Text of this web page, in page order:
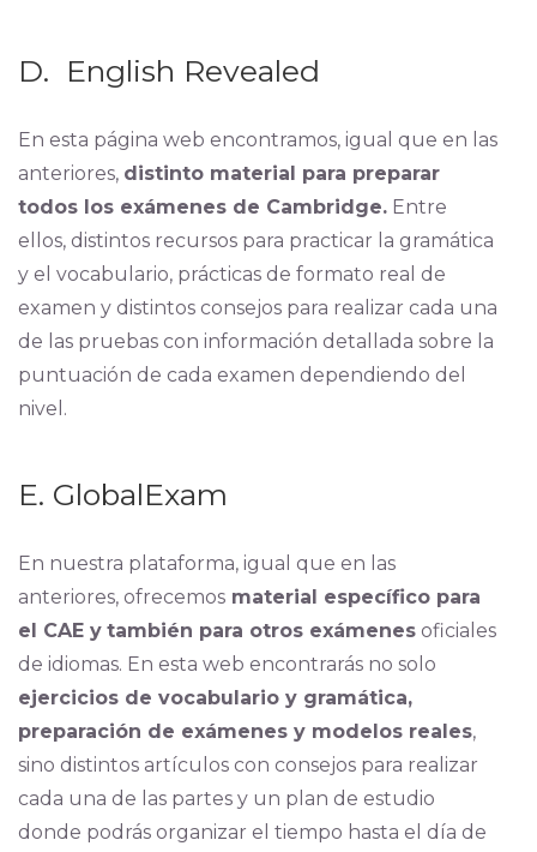
D. English Revealed
En esta página web encontramos, igual que en las
anteriores, distinto material para preparar
todos los exámenes de Cambridge.Entre
ellos, distintos recursos para practicar la gramática
y el vocabulario, prácticas de formato real de
examen y distintos consejos para realizar cada una
de las pruebas con información detallada sobre la
puntuación de cada examen dependiendo del
nivel.
E. GlobalExam
En nuestra plataforma, igual que en las
anteriores, ofrecemosmaterial específico para
el CAE y también para otros exámenesoficiales
de idiomas. En esta web encontrarás no solo
ejercicios de vocabulario y gramática,
preparación de exámenes y modelos reales,
sino distintos artículos con consejos para realizar
cada una de las partes y un plan de estudio
donde podrás organizar el tiempo hasta el día de